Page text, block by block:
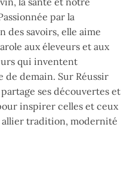
par la
des savoirs, elle aime
aux éleveurs et aux
qui inventent
de demain. Sur Réussir
ses découvertes et
inspirer celles et ceux
tradition, modernité